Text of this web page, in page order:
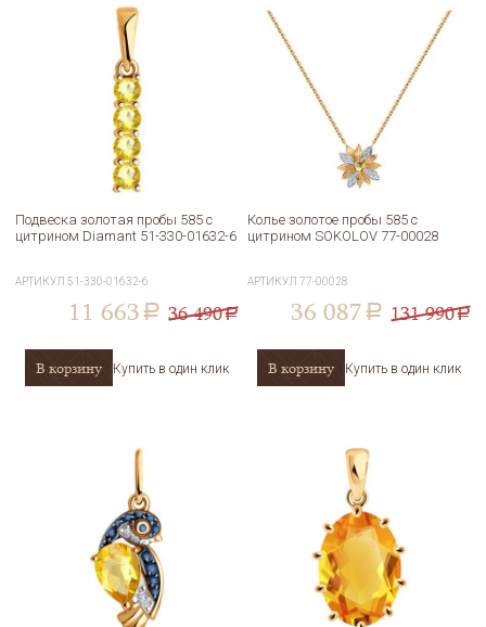
Подвеска золотая пробы 585 с
цитрином Diamant 51-330-01632-6
АРТИКУЛ51-330-01632-6
11 663 a 36 490a
В корзину Купить в один клик
Колье золотое пробы 585 с
цитрином SOKOLOV 77-00028
АРТИКУЛ77-00028
36 087 a 131 990a
В корзину Купить в один клик